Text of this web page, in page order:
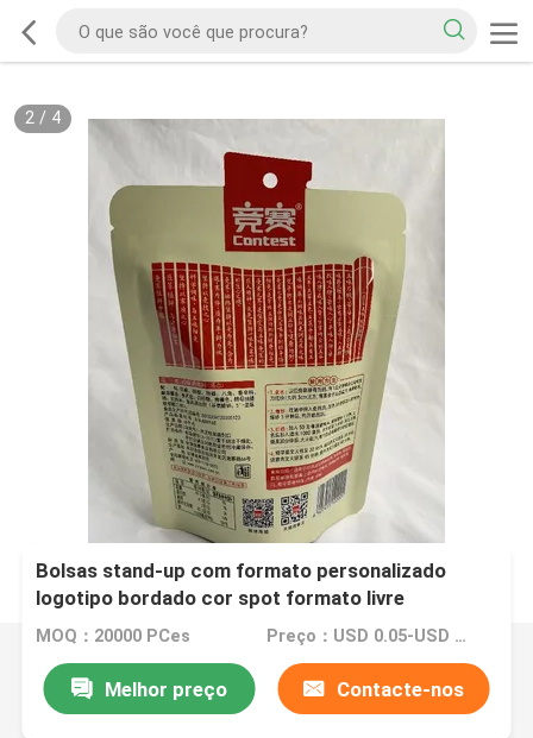
2/ 4
Bolsas stand-up com formato personalizado
logotipo bordado cor spot formato livre
MOQ：20000 PCes Preço：USD 0.05-USD 0.15
Melhor preço Contacte-nos